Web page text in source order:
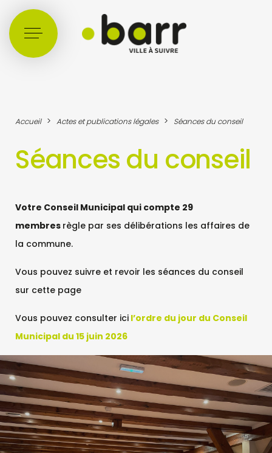
Accueil > Actes et publications légales > Séances du conseil
Séances du conseil
Votre Conseil Municipal qui compte 29
membres règle par ses délibérations les affaires de
la commune.
Vous pouvez suivre et revoir les séances du conseil
sur cette page
Vous pouvez consulter ici l’ordre du jour du Conseil
Municipal du 15 juin 2026